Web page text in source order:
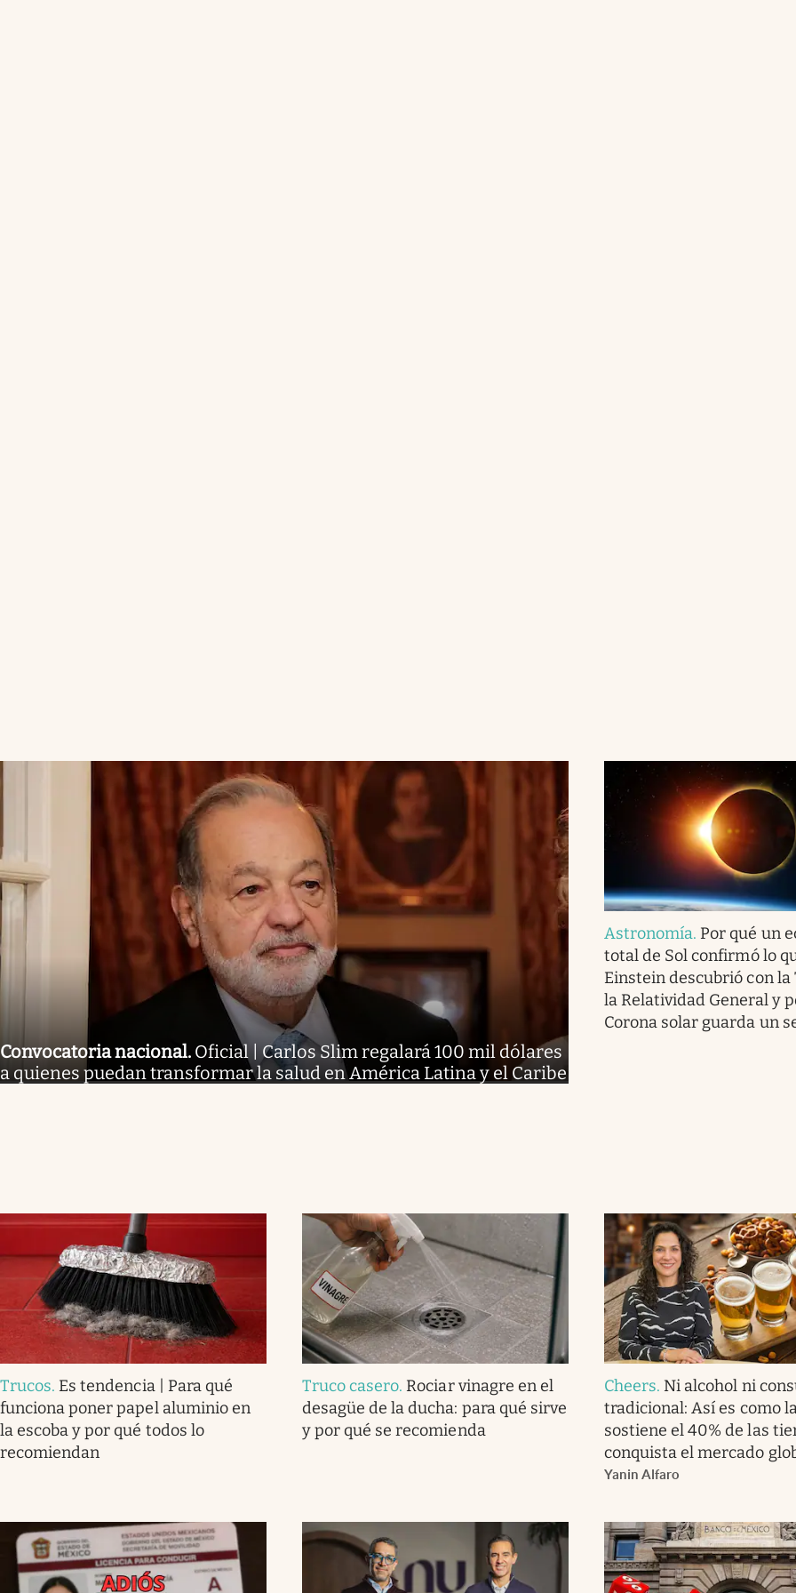
Convocatoria nacional. Oficial | Carlos Slim regalará 100 mil dólares
a quienes puedan transformar la salud en América Latina y el Caribe
Astronomía. Por qué un
total de Sol confirmó lo
Einstein descubrió con la
la Relatividad General y
Corona solar guarda un
Trucos. Es tendencia | Para qué
funciona poner papel aluminio en
la escoba y por qué todos lo
recomiendan
Truco casero. Rociar vinagre en el
desagüe de la ducha: para qué sirve
y por qué se recomienda
Cheers. Ni alcohol ni
tradicional: Así es como
sostiene el 40% de las
conquista el mercado
Yanin Alfaro